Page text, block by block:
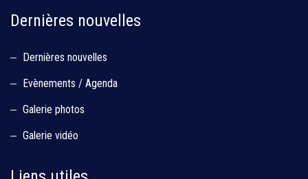
Dernières nouvelles
Dernières nouvelles
Evènements / Agenda
Galerie photos
Galerie vidéo